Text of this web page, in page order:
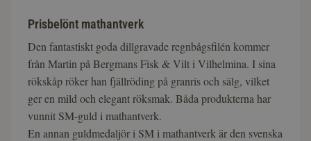
Prisbelönt mathantverk
Den fantastiskt goda dillgravade regnbågsfilén kommer
från Martin på Bergmans Fisk & Vilt i Vilhelmina. I sina
rökskåp röker han fjällröding på granris och sälg, vilket
ger en mild och elegant röksmak. Båda produkterna har
vunnit SM-guld i mathantverk.
En annan guldmedaljör i SM i mathantverk är den svenska